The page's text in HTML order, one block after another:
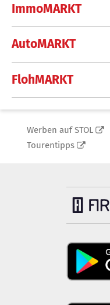
ImmoMARKT
AutoMARKT
FlohMARKT
Werben auf STOL
Tourentipps